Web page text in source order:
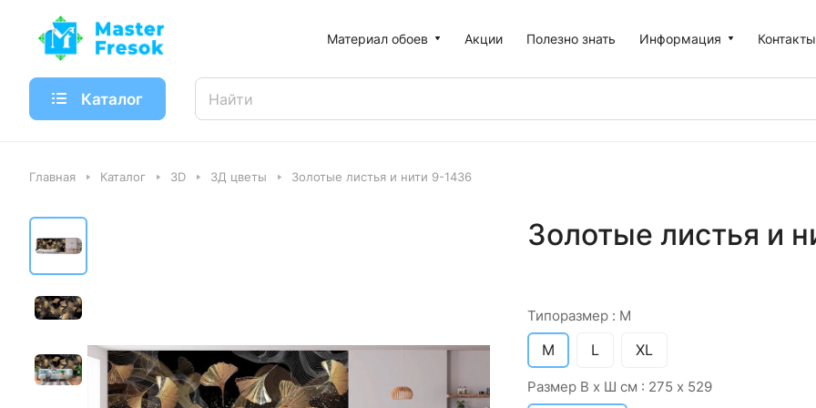
Материал обоев Акции Полезно знать Информация Контакты
Каталог
Главная Каталог 3D 3Д цветы Золотые листья и нити 9-1436
Золотые листья и
Типоразмер : M
M L XL
Размер В х Ш см : 275 х 529